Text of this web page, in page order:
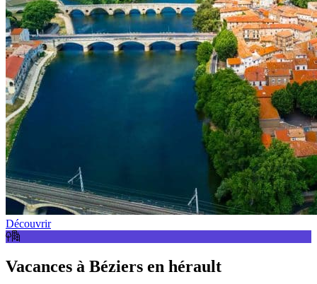
Découvrir
Vacances à Béziers en hérault